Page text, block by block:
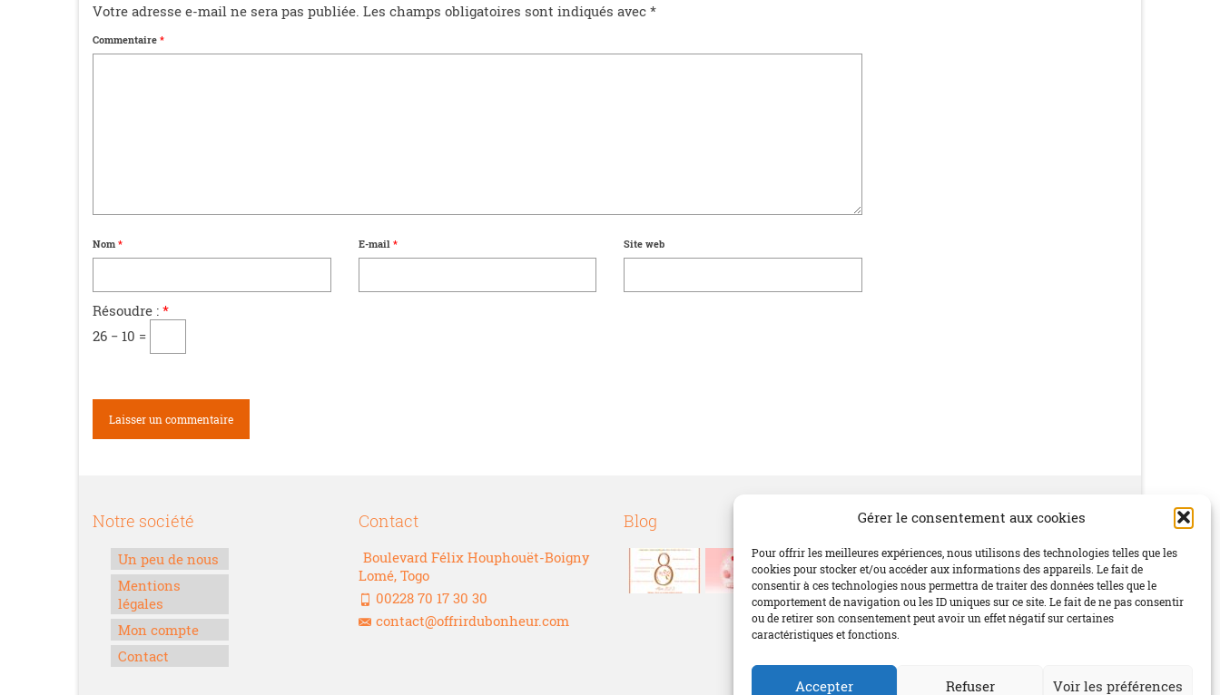
Gérer le consentement aux cookies
Pour offrir les meilleures expériences, nous utilisons des technologies telles que les
cookies pour stocker et/ou accéder aux informations des appareils. Le fait de
consentir à ces technologies nous permettra de traiter des données telles que le
comportement de navigation ou les ID uniques sur ce site. Le fait de ne pas consentir
ou de retirer son consentement peut avoir un effet négatif sur certaines
caractéristiques et fonctions.
Accepter Refuser Voir les préférences
Votre adresse e-mail ne sera pas publiée. Les champs obligatoires sont indiqués avec *
Commentaire *
Nom * E-mail * Site web
Résoudre : *
26 − 10 =
Notre société
Un peu de nous
Mentions
légales
Mon compte
Contact
Contact
Boulevard Félix Houphouët-Boigny
Lomé, Togo
00228 70 17 30 30
contact@offrirdubonheur.com
Blog Social